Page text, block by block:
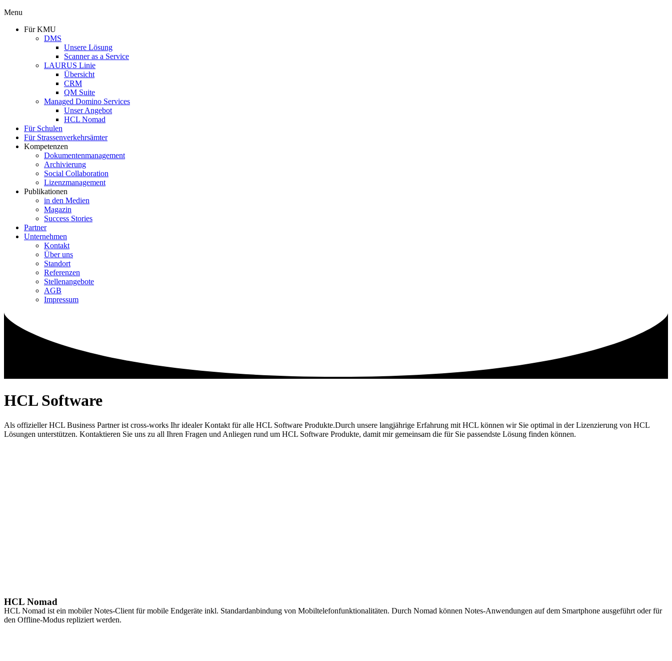
Menu
Für KMU
DMS
Unsere Lösung
Scanner as a Service
LAURUS Linie
Übersicht
CRM
QM Suite
Managed Domino Services
Unser Angebot
HCL Nomad
Für Schulen
Für Strassenverkehrsämter
Kompetenzen
Dokumentenmanagement
Archivierung
Social Collaboration
Lizenzmanagement
Publikationen
in den Medien
Magazin
Success Stories
Partner
Unternehmen
Kontakt
Über uns
Standort
Referenzen
Stellenangebote
AGB
Impressum
HCL Software
Als offizieller HCL Business Partner ist cross-works Ihr idealer Kontakt für alle HCL Software Produkte.Durch unsere langjährige Erfahrung mit HCL können wir Sie optimal in der Lizenzierung von HCL
Lösungen unterstützen. Kontaktieren Sie uns zu all Ihren Fragen und Anliegen rund um HCL Software Produkte, damit mir gemeinsam die für Sie passendste Lösung finden können.
HCL Nomad
HCL Nomad ist ein mobiler Notes-Client für mobile Endgeräte inkl. Standardanbindung von Mobiltelefonfunktionalitäten. Durch Nomad können Notes-Anwendungen auf dem Smartphone ausgeführt oder für
den Offline-Modus repliziert werden.